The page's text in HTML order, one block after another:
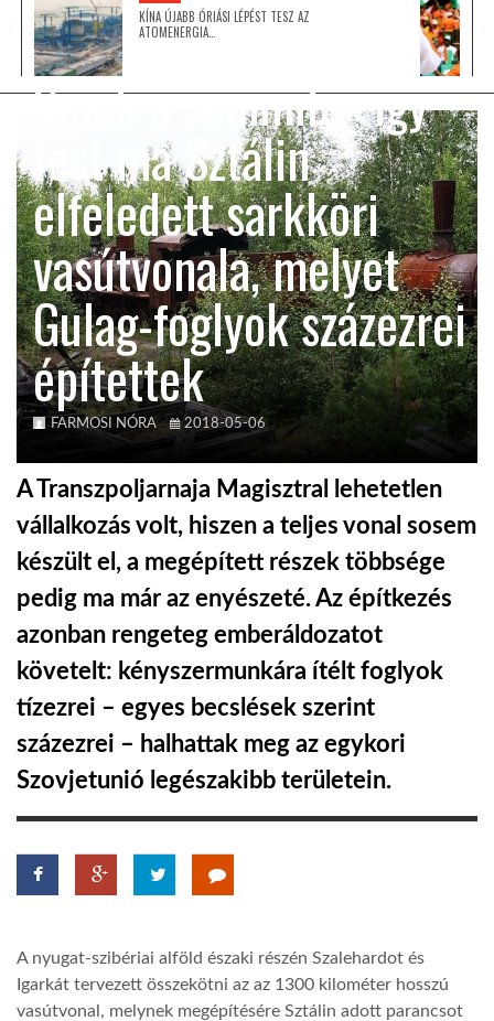
GLOBOTV BP
TROPICALMAGAZIN
GLOBOTV
AFRIKA TUDÁSTÁR
A NAP SZÉPE
LINKTR.EE
GLOBOZSARU
DOBRAVERO.HU
LATIMO.HU
GLOBOBOOK
KÍNA ÚJABB ÓRIÁSI LÉPÉST TESZ AZ
ATOMENERGIA…
Sínek a semmibe: így
fest ma Sztálin
elfeledett sarkköri
vasútvonala, melyet
Gulag-foglyok százezrei
építettek
FARMOSI NÓRA 2018-05-06
A Transzpoljarnaja Magisztral lehetetlen
vállalkozás volt, hiszen a teljes vonal sosem
készült el, a megépített részek többsége
pedig ma már az enyészeté. Az építkezés
azonban rengeteg emberáldozatot
követelt: kényszermunkára ítélt foglyok
tízezrei – egyes becslések szerint
százezrei – halhattak meg az egykori
Szovjetunió legészakibb területein.
A nyugat-szibériai alföld északi részén Szalehardot és
Igarkát tervezett összekötni az az 1300 kilométer hosszú
vasútvonal, melynek megépítésére Sztálin adott parancsot